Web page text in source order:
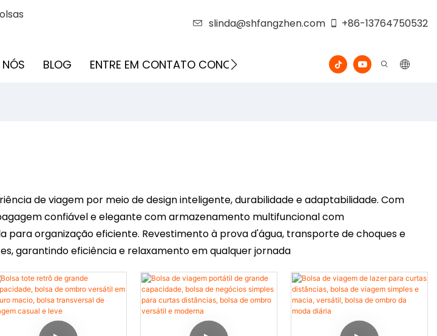
slinda@shfangzhen.com +86-13764750532
NÓS BLOG ENTRE EM CONTATO CONOSCO
de viagem por meio de design inteligente, durabilidade e adaptabilidade. Com
confiável e elegante com armazenamento multifuncional com
organização eficiente. Revestimento à prova d'água, transporte de choques e
garantindo eficiência e relaxamento em qualquer jornada